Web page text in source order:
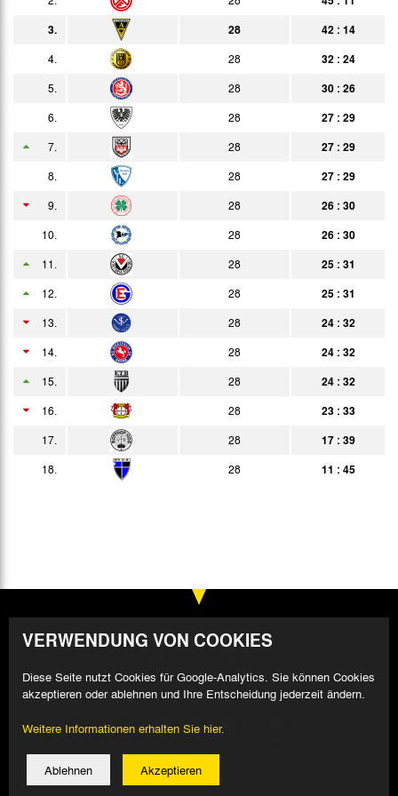
09.04.
Bericht
17.04.
Bericht
24.04.
Bericht
06.05.
Bericht
08.05.
Bericht
15.05.
Bericht
30.05.
Bericht
11.06.
Bericht
3.
28
42 : 14
4.
28
32 : 24
5.
28
30 : 26
6.
28
27 : 29
7.
28
27 : 29
8.
28
27 : 29
9.
28
26 : 30
10.
28
26 : 30
11.
28
25 : 31
12.
28
25 : 31
13.
28
24 : 32
14.
28
24 : 32
15.
28
24 : 32
16.
28
23 : 33
17.
28
17 : 39
18.
28 11 : 45
VERWENDUNG VON COOKIES
Diese Seite nutzt Cookies für Google-Analytics. Sie können Cookies
akzeptieren oder ablehnen und Ihre Entscheidung jederzeit ändern.
Weitere Informationen erhalten Sie hier.
Ablehnen Akzeptieren